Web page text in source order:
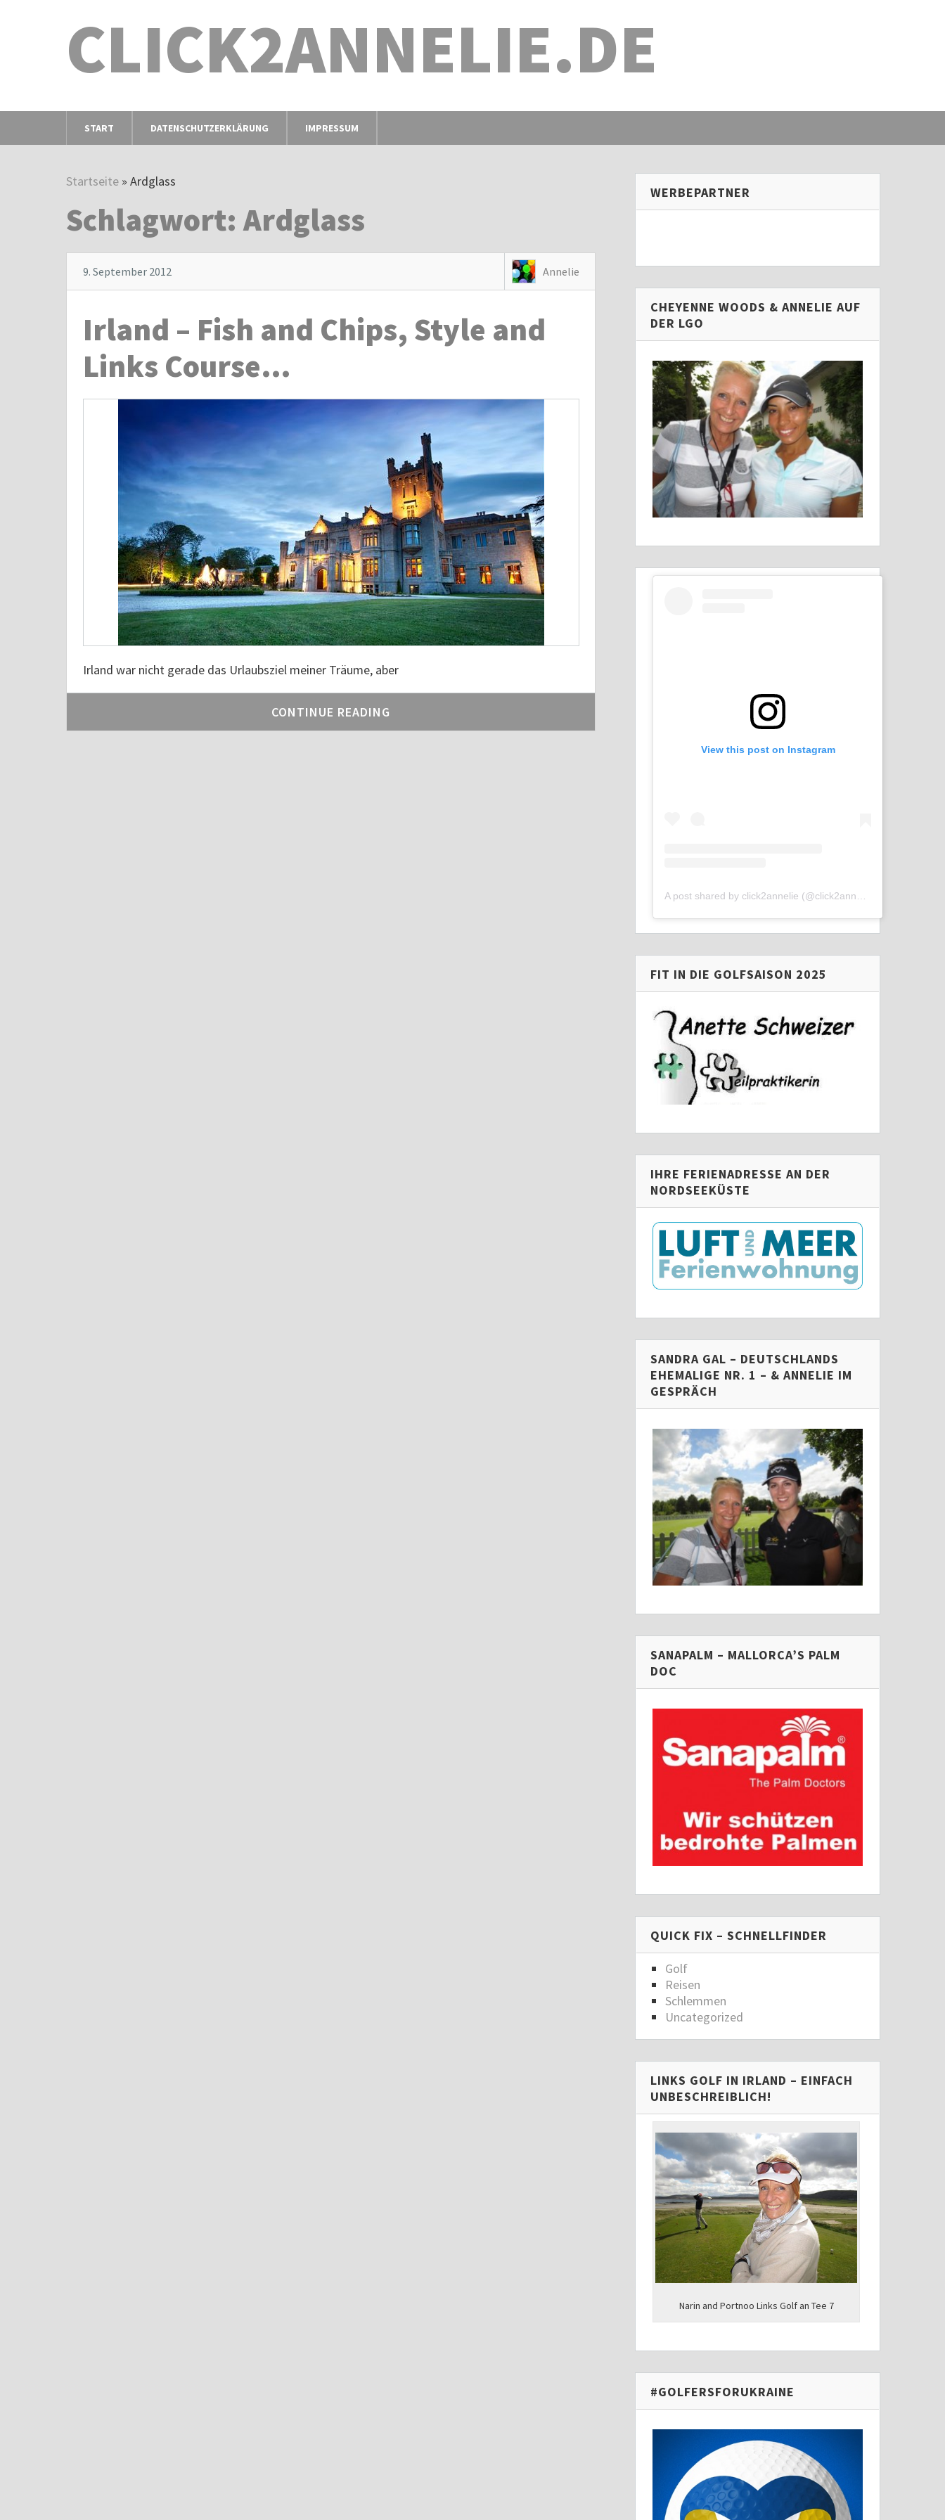
CLICK2ANNELIE.DE
START DATENSCHUTZERKLÄRUNG IMPRESSUM
Startseite »Ardglass
Schlagwort:Ardglass
9. September 2012 Annelie
Irland – Fish and Chips, Style and
Links Course…
Irland war nicht gerade das Urlaubsziel meiner Träume, aber
CONTINUE READING
WERBEPARTNER
CHEYENNE WOODS & ANNELIE AUF
DER LGO
View this post on Instagram
FIT IN DIE GOLFSAISON 2025
IHRE FERIENADRESSE AN DER
NORDSEEKÜSTE
SANDRA GAL – DEUTSCHLANDS
EHEMALIGE NR. 1 – & ANNELIE IM
GESPRÄCH
SANAPALM – MALLORCA’S PALM
DOC
QUICK FIX – SCHNELLFINDER
Golf
Reisen
Schlemmen
Uncategorized
LINKS GOLF IN IRLAND – EINFACH
UNBESCHREIBLICH!
Narin and Portnoo Links Golf an Tee 7
#GOLFERSFORUKRAINE